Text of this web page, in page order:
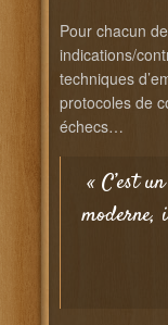
Pour chacun
indications/
techniques
protocoles de
échecs…
« C’est
moderne,